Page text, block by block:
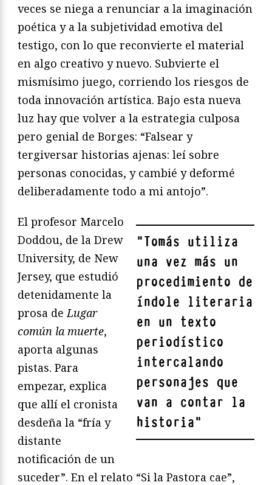
veces se niega a renunciar a la imaginación
poética y a la subjetividad emotiva del
testigo, con lo que reconvierte el material
en algo creativo y nuevo. Subvierte el
mismísimo juego, corriendo los riesgos de
toda innovación artística. Bajo esta nueva
luz hay que volver a la estrategia culposa
pero genial de Borges: “Falsear y
tergiversar historias ajenas: leí sobre
personas conocidas, y cambié y deformé
deliberadamente todo a mi antojo”.
"Tomás utiliza
una vez más un
procedimiento de
índole literaria
en un texto
periodístico
intercalando
personajes que
van a contar la
historia"
El profesor Marcelo
Doddou, de la Drew
University, de New
Jersey, que estudió
detenidamente la
prosa deLugar
común la muerte,
aporta algunas
pistas. Para
empezar, explica
que allí el cronista
desdeña la “fría y
distante
notificación de un
suceder”. En el relato “Si la Pastora cae”,